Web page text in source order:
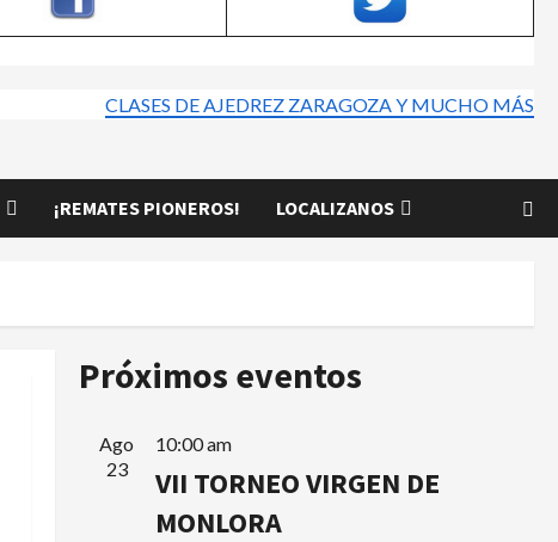
CLASES DE AJEDREZ ZARAGOZA Y MUCHO MÁS
¡REMATES PIONEROS! LOCALIZANOS
Próximos eventos
Ago
23
10:00 am
VII TORNEO VIRGEN DE
MONLORA